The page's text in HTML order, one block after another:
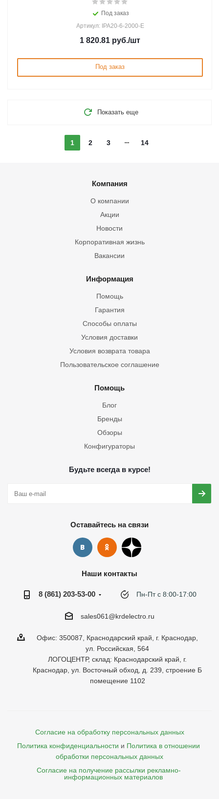
Под заказ
Артикул: IPA20-6-2000-E
1 820.81 руб./шт
Под заказ
Показать еще
1 2 3 14
Компания
О компании
Акции
Новости
Корпоративная жизнь
Вакансии
Информация
Помощь
Гарантия
Способы оплаты
Условия доставки
Условия возврата товара
Пользовательское соглашение
Помощь
Блог
Бренды
Обзоры
Конфигураторы
Будьте всегда в курсе!
Оставайтесь на связи
Наши контакты
8 (861) 203-53-00 Пн-Пт с 8:00-17:00
sales061@krdelectro.ru
Офис: 350087, Краснодарский край, г. Краснодар,
ул. Российская, 564
ЛОГОЦЕНТР, склад: Краснодарский край, г.
Краснодар, ул. Восточный обход, д. 239, строение Б
помещение 1102
Согласие на обработку персональных данных
Политика конфиденциальности и Политика в отношении
обработки персональных данных
Согласие на получение рассылки рекламно-
    информационных материалов